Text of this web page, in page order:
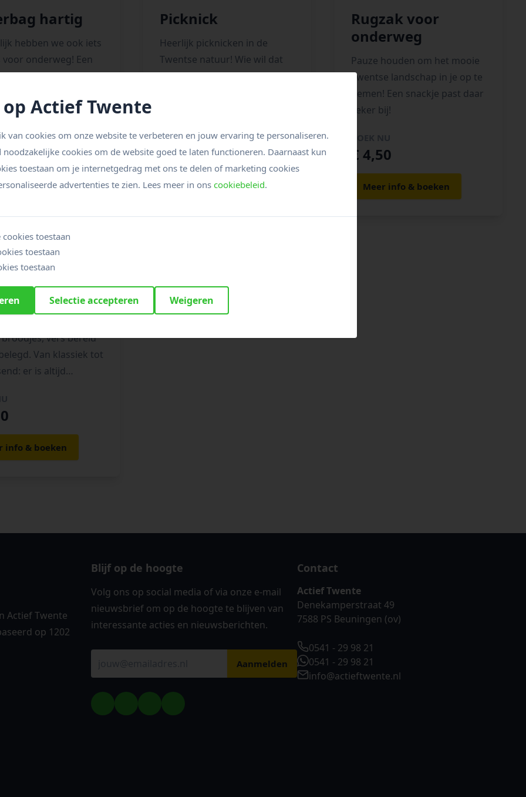
hartig
hebben we ook iets
voor onderweg! Een
een droogje voor
info & boeken
Picknick
Heerlijk picknicken in de
Twentse natuur! Wie wil dat
nu niet?
Meer info & boeken
Rugzak voor
onderweg
Pauze houden om het mooie
Twentse landschap in je op te
nemen! Een snackje past daar
zeker bij!
€ 4,50
Meer info & boeken
lekkers tussendoor
vers bereid
Van klassiek tot
er is altijd…
info & boeken
Actief Twente
op 1202
Blijf op de hoogte
Volg ons op social media of via onze e-mail
nieuwsbrief om op de hoogte te blijven van
interessante acties en nieuwsberichten.
Contact
Actief Twente
Denekamperstraat 49
7588 PS Beuningen (ov)
0541 - 29 98 21
0541 - 29 98 21
info@actieftwente.nl
Actief Twente
van cookies om onze website te verbeteren en jouw ervaring te personaliseren.
noodzakelijke cookies om de website goed te laten functioneren. Daarnaast kun
toestaan om je internetgedrag met ons te delen of marketing cookies
advertenties te zien. Lees meer in ons cookiebeleid.
toestaan
toestaan
toestaan
Selectie accepteren Weigeren